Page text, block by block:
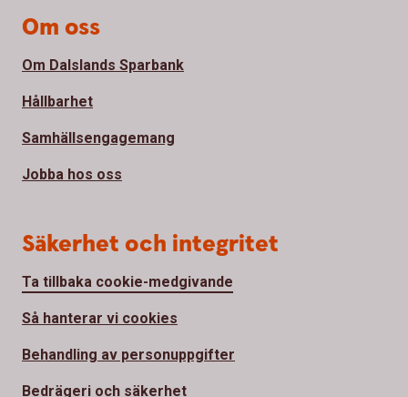
Om oss
Om Dalslands Sparbank
Hållbarhet
Samhällsengagemang
Jobba hos oss
Säkerhet och integritet
Ta tillbaka cookie-medgivande
Så hanterar vi cookies
Behandling av personuppgifter
Bedrägeri och säkerhet